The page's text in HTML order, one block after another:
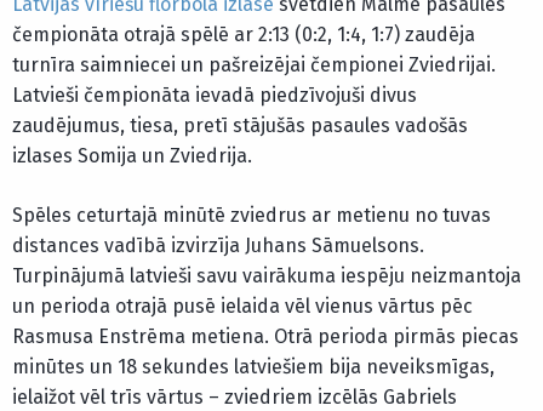
čempionāta otrajā spēlē ar 2:13 (0:2, 1:4, 1:7) zaudēja
turnīra saimniecei un pašreizējai čempionei Zviedrijai.
Latvieši čempionāta ievadā piedzīvojuši divus
zaudējumus, tiesa, pretī stājušās pasaules vadošās
izlases Somija un Zviedrija.
Spēles ceturtajā minūtē zviedrus ar metienu no tuvas
distances vadībā izvirzīja Juhans Sāmuelsons.
Turpinājumā latvieši savu vairākuma iespēju neizmantoja
un perioda otrajā pusē ielaida vēl vienus vārtus pēc
Rasmusa Enstrēma metiena. Otrā perioda pirmās piecas
minūtes un 18 sekundes latviešiem bija neveiksmīgas,
ielaižot vēl trīs vārtus – zviedriem izcēlās Gabriels